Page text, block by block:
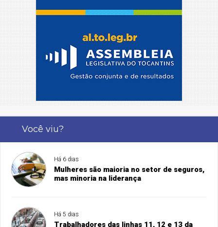
Você viu?
Há 6 dias
Mulheres são maioria no setor de seguros,
mas minoria na liderança
Há 5 dias
Trabalhadores das linhas 11, 12 e 13 da